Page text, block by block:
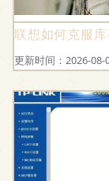
联想如何克服
更新时间：2026-08-